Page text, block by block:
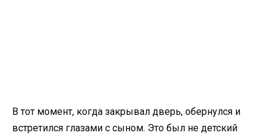
В тот момент, когда закрывал дверь, обернулся и
встретился глазами с сыном. Это был не детский